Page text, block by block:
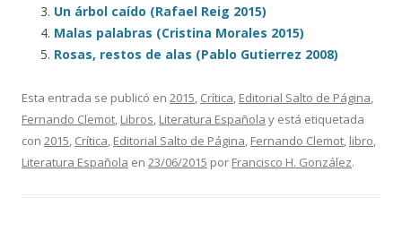
Un árbol caído (Rafael Reig 2015)
Malas palabras (Cristina Morales 2015)
Rosas, restos de alas (Pablo Gutierrez 2008)
Esta entrada se publicó en 2015, Crítica, Editorial Salto de Página,
Fernando Clemot, Libros, Literatura Española y está etiquetada
con 2015, Crítica, Editorial Salto de Página, Fernando Clemot, libro,
Literatura Española en 23/06/2015 por Francisco H. González.